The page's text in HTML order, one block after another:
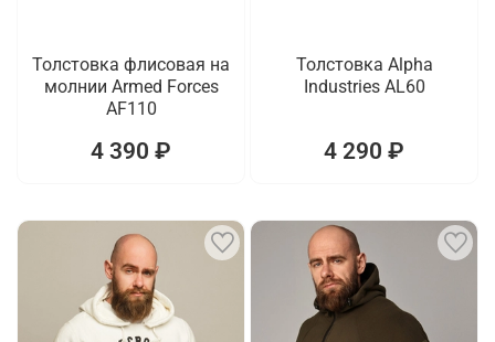
Толстовка флисовая на
молнии Armed Forces
AF110
4 390 ₽
Толстовка Alpha
Industries AL60
4 290 ₽